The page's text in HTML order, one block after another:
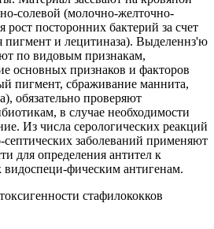
солевой (молочно-желточно-
рост посторонних бактерий за счет
и лецитиназа). Выделеннз'ю
по видовым признакам,
основных признаков и факторов
пигмент, сбраживание маннита,
обязательно проверяют
в случае необходимости
Из числа серологических реакций
заболеваний применяют
для определения антител к
видоспеци-фическим антигенам.
стафилококков